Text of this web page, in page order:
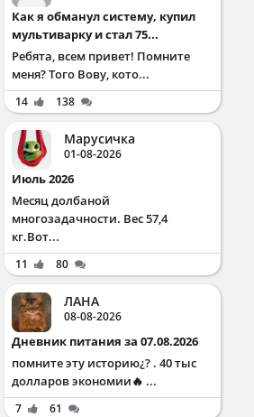
Как я обманул систему, купил
мультиварку и стал 75...
Ребята, всем привет! Помните
меня? Того Вову, кото...
14 138
Марусичка
01-08-2026
Июль 2026
Месяц долбаной
многозадачности. Вес 57,4
кг.Вот...
11 80
ЛАНА
08-08-2026
Дневник питания за 07.08.2026
помните эту историю¿? . 40 тыс
долларов экономии🔥 ...
7 61